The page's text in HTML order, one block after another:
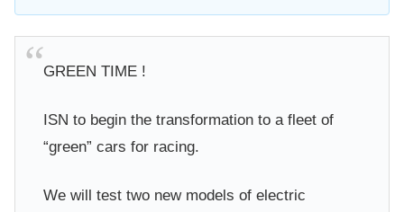
GREEN TIME !
ISN to begin the transformation to a fleet of
“green” cars for racing.
We will test two new models of electric